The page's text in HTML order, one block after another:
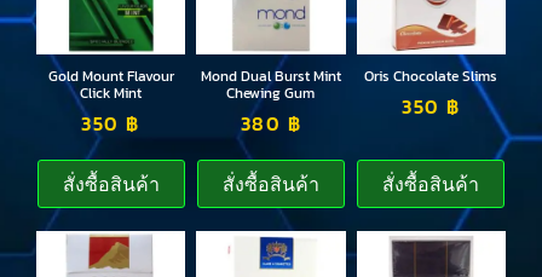
Gold Mount Flavour
Click Mint
350 ฿
สั่งซื้อสินค้า
Mond Dual Burst Mint
Chewing Gum
380 ฿
สั่งซื้อสินค้า
Oris Chocolate Slims
350฿
สั่งซื้อสินค้า